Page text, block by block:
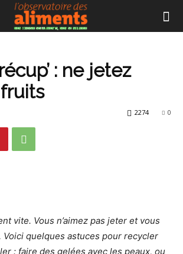
: ne jetez
0
2274
vite. Vous n’aimez pas jeter et vous
Voici quelques astuces pour recycler
: faire des gelées avec les peaux, ou